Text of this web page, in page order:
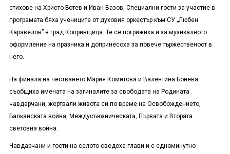
стихове на Христо Ботев и Иван Вазов. Специални гости за участие в
програмата бяха учениците от духовия оркестър към СУ „Любен
Каравелов” в град Копривщица. Те се погрижиха и за музикалното
оформление на празника и допринесоха за повече тържественост в
него.
На финала на честването Мария Комитова и Валентина Бонева
съобщиха имената на загиналите за свободата на Родината
чавдарчани, жертвали живота си по време на Освобождението,
Балканската война, Междусъюзническата, Първата и Втората
световна война.
Чавдарчани и гости на селото сведоха глави и с едноминутно